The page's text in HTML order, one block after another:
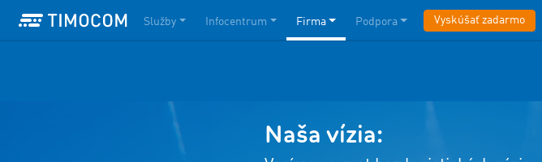
Služby Infocentrum Firma Podpora Vyskúšať zadarmo
Naša vízia: